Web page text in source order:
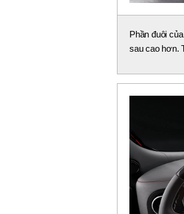
Phần đuôi
sau cao hơn.